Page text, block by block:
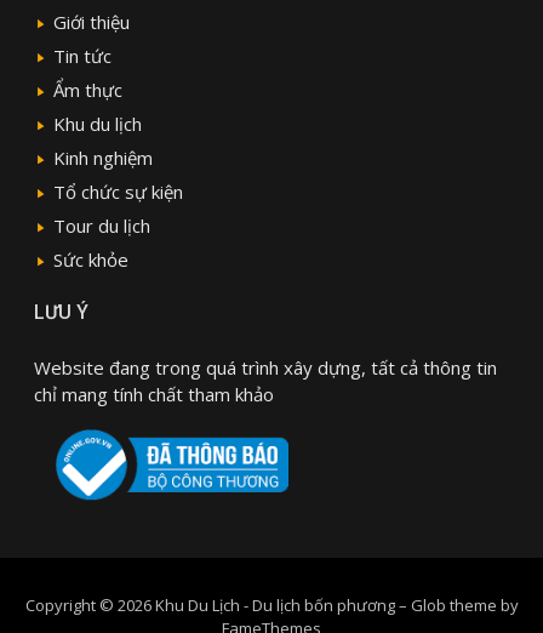
Giới thiệu
Tin tức
Ẩm thực
Khu du lịch
Kinh nghiệm
Tổ chức sự kiện
Tour du lịch
Sức khỏe
LƯU Ý
Website đang trong quá trình xây dựng, tất cả thông tin
chỉ mang tính chất tham khảo
Copyright © 2026 Khu Du Lịch - Du lịch bốn phương– Glob theme by
FameThemes